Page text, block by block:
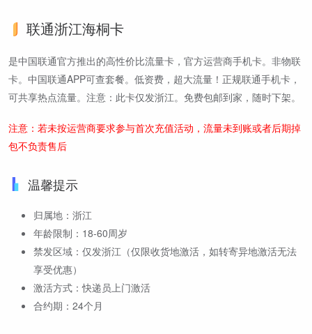
联通浙江海桐卡
是中国联通官方推出的高性价比流量卡，官方运营商手机卡。非物联
卡。中国联通APP可查套餐。低资费，超大流量！正规联通手机卡，
可共享热点流量。注意：此卡仅发浙江。免费包邮到家，随时下架。
注意：若未按运营商要求参与首次充值活动，流量未到账或者后期掉
包不负责售后
温馨提示
归属地：浙江
年龄限制：18-60周岁
禁发区域：仅发浙江（仅限收货地激活，如转寄异地激活无法
享受优惠）
激活方式：快递员上门激活
合约期：24个月